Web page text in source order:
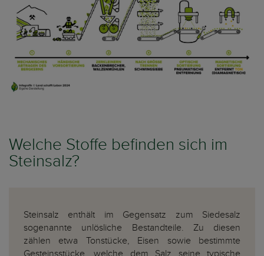
Welche Stoffe befinden sich im
Steinsalz?
Steinsalz enthält im Gegensatz zum Siedesalz
sogenannte unlösliche Bestandteile. Zu diesen
zählen etwa Tonstücke, Eisen sowie bestimmte
Gesteinsstücke, welche dem Salz seine typische